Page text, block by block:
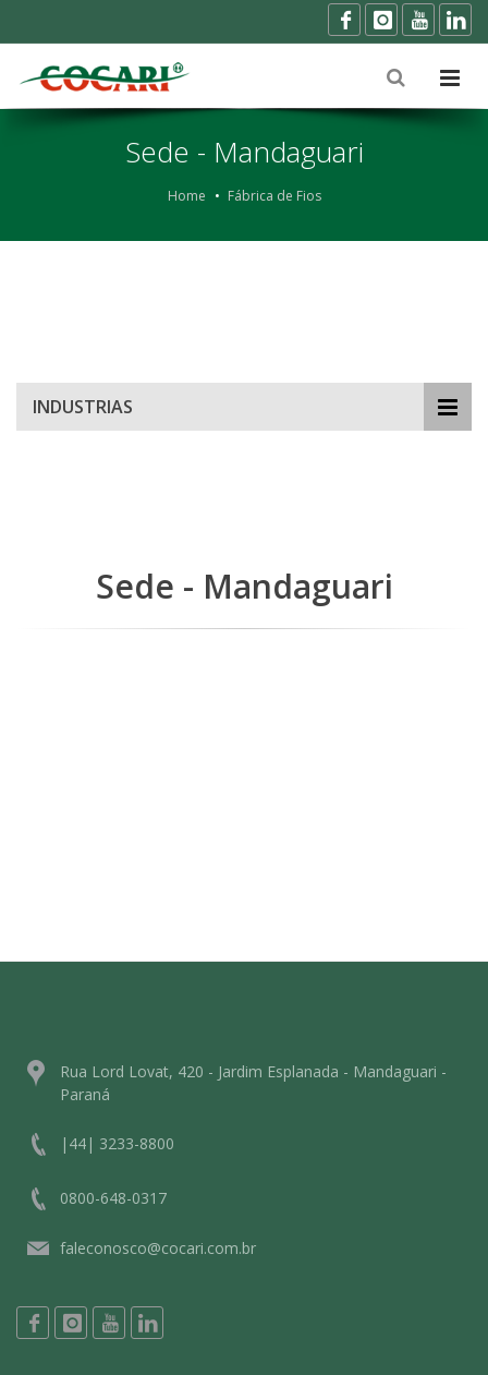
Sede - Mandaguari
Home Fábrica de Fios
INDUSTRIAS
Sede - Mandaguari
Rua Lord Lovat, 420 - Jardim Esplanada - Mandaguari -
Paraná
|44| 3233-8800
0800-648-0317
faleconosco@cocari.com.br